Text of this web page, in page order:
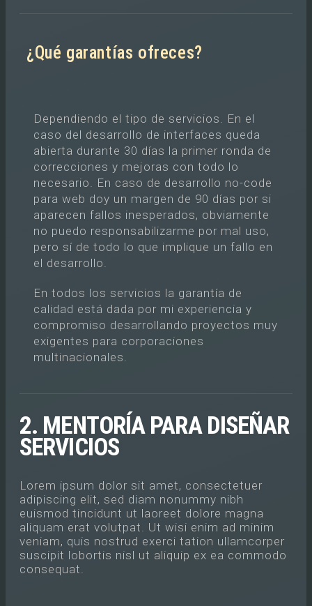
¿Qué garantías ofreces?
Dependiendo el tipo de servicios. En el
caso del desarrollo de interfaces queda
abierta durante 30 días la primer ronda de
correcciones y mejoras con todo lo
necesario. En caso de desarrollo no-code
para web doy un margen de 90 días por si
aparecen fallos inesperados, obviamente
no puedo responsabilizarme por mal uso,
pero sí de todo lo que implique un fallo en
el desarrollo.
En todos los servicios la garantía de
calidad está dada por mi experiencia y
compromiso desarrollando proyectos muy
exigentes para corporaciones
multinacionales.
2. MENTORÍA PARA DISEÑAR
SERVICIOS
Lorem ipsum dolor sit amet, consectetuer
adipiscing elit, sed diam nonummy nibh
euismod tincidunt ut laoreet dolore magna
aliquam erat volutpat. Ut wisi enim ad minim
veniam, quis nostrud exerci tation ullamcorper
suscipit lobortis nisl ut aliquip ex ea commodo
consequat.